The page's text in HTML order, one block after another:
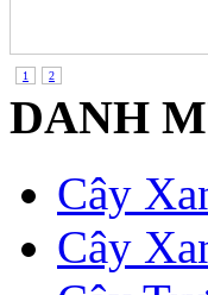
1 2
DANH
Cây
Cây